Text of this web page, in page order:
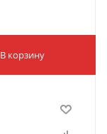
В корзину